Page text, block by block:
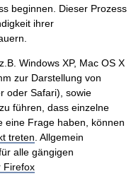
beginnen. Dieser Prozess
ihrer
Windows XP, Mac OS X
zur Darstellung von
oder Safari), sowie
führen, dass einzelne
eine Frage haben, können
treten . Allgemein
alle gängigen
Firefox